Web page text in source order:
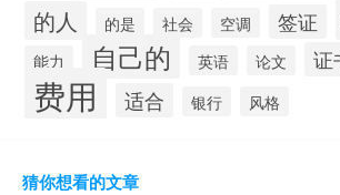
的人 的是 社会 空调 签证
能力 自己的 英语 论文 证
费用 适合 银行 风格
猜你想看的文章